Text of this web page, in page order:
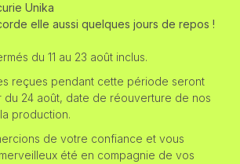
? CONTACTEZ-NOUS SUR WHATSAPP
Unika
elle aussi quelques jours de repos !
du 11 au 23 août inclus.
reçues pendant cette période seront
du 24 août, date de réouverture de nos
production.
de votre confiance et vous
été en compagnie de vos